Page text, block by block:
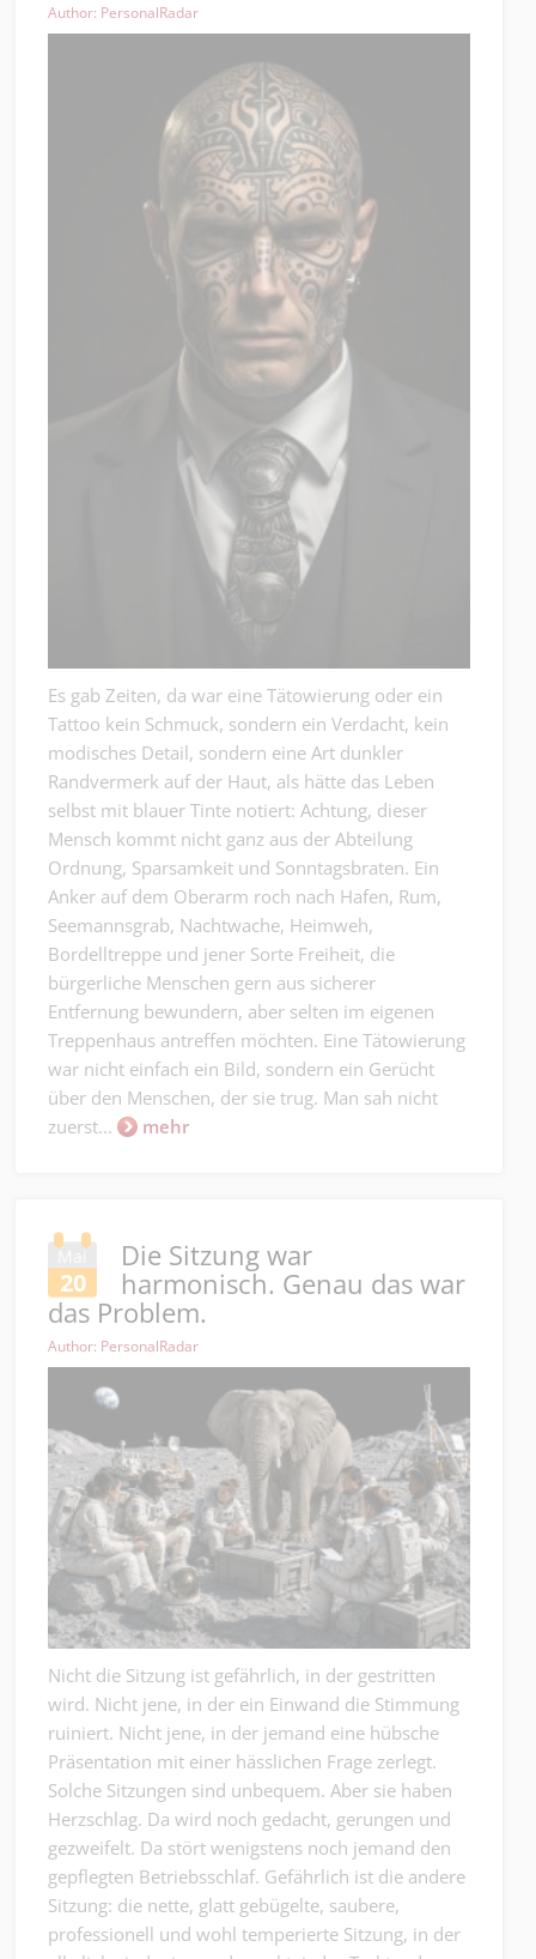
Author: PersonalRadar
Es gab Zeiten, da war eine Tätowierung oder ein
Tattoo kein Schmuck, sondern ein Verdacht, kein
modisches Detail, sondern eine Art dunkler
Randvermerk auf der Haut, als hätte das Leben
selbst mit blauer Tinte notiert: Achtung, dieser
Mensch kommt nicht ganz aus der Abteilung
Ordnung, Sparsamkeit und Sonntagsbraten. Ein
Anker auf dem Oberarm roch nach Hafen, Rum,
Seemannsgrab, Nachtwache, Heimweh,
Bordelltreppe und jener Sorte Freiheit, die
bürgerliche Menschen gern aus sicherer
Entfernung bewundern, aber selten im eigenen
Treppenhaus antreffen möchten. Eine Tätowierung
war nicht einfach ein Bild, sondern ein Gerücht
über den Menschen, der sie trug. Man sah nicht
zuerst...
mehr
Mai
20
Die Sitzung war
harmonisch. Genau das war
das Problem.
Author: PersonalRadar
Nicht die Sitzung ist gefährlich, in der gestritten
wird. Nicht jene, in der ein Einwand die Stimmung
ruiniert. Nicht jene, in der jemand eine hübsche
Präsentation mit einer hässlichen Frage zerlegt.
Solche Sitzungen sind unbequem. Aber sie haben
Herzschlag. Da wird noch gedacht, gerungen und
gezweifelt. Da stört wenigstens noch jemand den
gepflegten Betriebsschlaf. Gefährlich ist die andere
Sitzung: die nette, glatt gebügelte, saubere,
professionell und wohl temperierte Sitzung, in der